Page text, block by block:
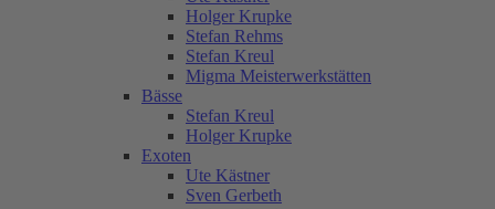
Holger Krupke
Stefan Rehms
Stefan Kreul
Migma Meisterwerkstätten
Bässe
Stefan Kreul
Holger Krupke
Exoten
Ute Kästner
Sven Gerbeth